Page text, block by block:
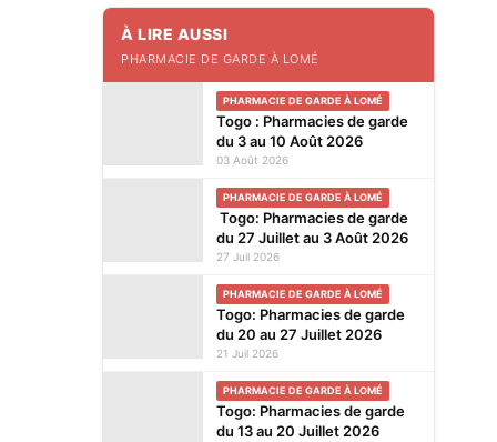
À LIRE AUSSI
PHARMACIE DE GARDE À LOMÉ
PHARMACIE DE GARDE À LOMÉ
Togo : Pharmacies de garde
du 3 au 10 Août 2026
03 Août 2026
PHARMACIE DE GARDE À LOMÉ
Togo: Pharmacies de garde
du 27 Juillet au 3 Août 2026
27 Juil 2026
PHARMACIE DE GARDE À LOMÉ
Togo: Pharmacies de garde
du 20 au 27 Juillet 2026
21 Juil 2026
PHARMACIE DE GARDE À LOMÉ
Togo: Pharmacies de garde
du 13 au 20 Juillet 2026